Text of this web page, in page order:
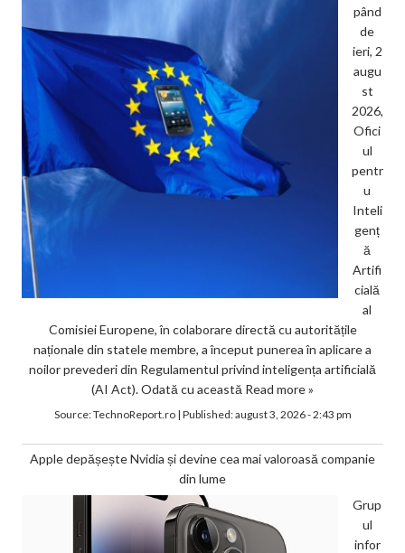
pând
de
ieri, 2
augu
st
2026,
Ofici
ul
pentr
u
Inteli
genț
ă
Artifi
cială
al
Comisiei Europene, în colaborare directă cu autoritățile
naționale din statele membre, a început punerea în aplicare a
noilor prevederi din Regulamentul privind inteligența artificială
(AI Act). Odată cu această Read more »
Source:TechnoReport.ro| Published:august 3, 2026 - 2:43 pm
Apple depășește Nvidia și devine cea mai valoroasă companie
din lume
Grup
ul
infor